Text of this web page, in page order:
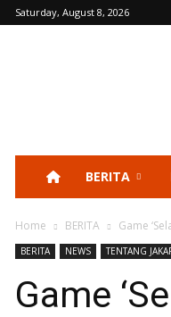
Saturday, August 8, 2026
BERITA
Home BERITA Game
BERITA NEWS TENTANG
Game